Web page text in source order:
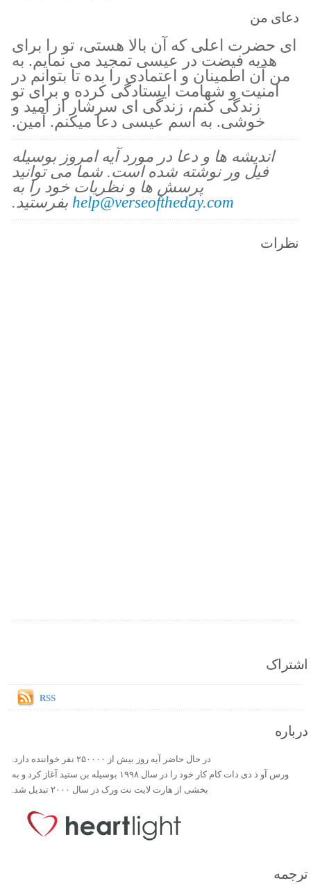
دعای من
ای حضرت اعلی که آن بالا هستی، تو را برای
هدیه فیضت در عیسی تمجید می نمایم. به
من آن اطمینان و اعتمادی را بده تا بتوانم در
امنیت و شهامت ایستادگی کرده و برای تو
زندگی کنم، زندگی ای سرشار از امید و
خوشی. به اسم عیسی دعا میکنم. آمین.
اندیشه ها و دعا در مورد آیه امروز بوسیله
فیل ور نوشته شده است. شما می توانید
پرسش ها و نظریات خود را به
help@verseoftheday.com بفرستید.
نظرات
اشتراک
RSS
درباره
در حال حاضر آیه روز بیش از ۲۵۰۰۰۰ نفر خواننده دارد.
ورس آو ذ دی دات کام کار خود را در سال ۱۹۹۸ بوسیله بن ستید آغاز کرد و به
بخشی از هارت لایت نت ورک در سال ۲۰۰۰ تبدیل شد.
ترجمه